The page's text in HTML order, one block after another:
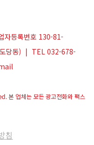
등록번호 130-81-
당동) | TEL 032-678-
본 업체는 모든 광고전화와 팩스
침